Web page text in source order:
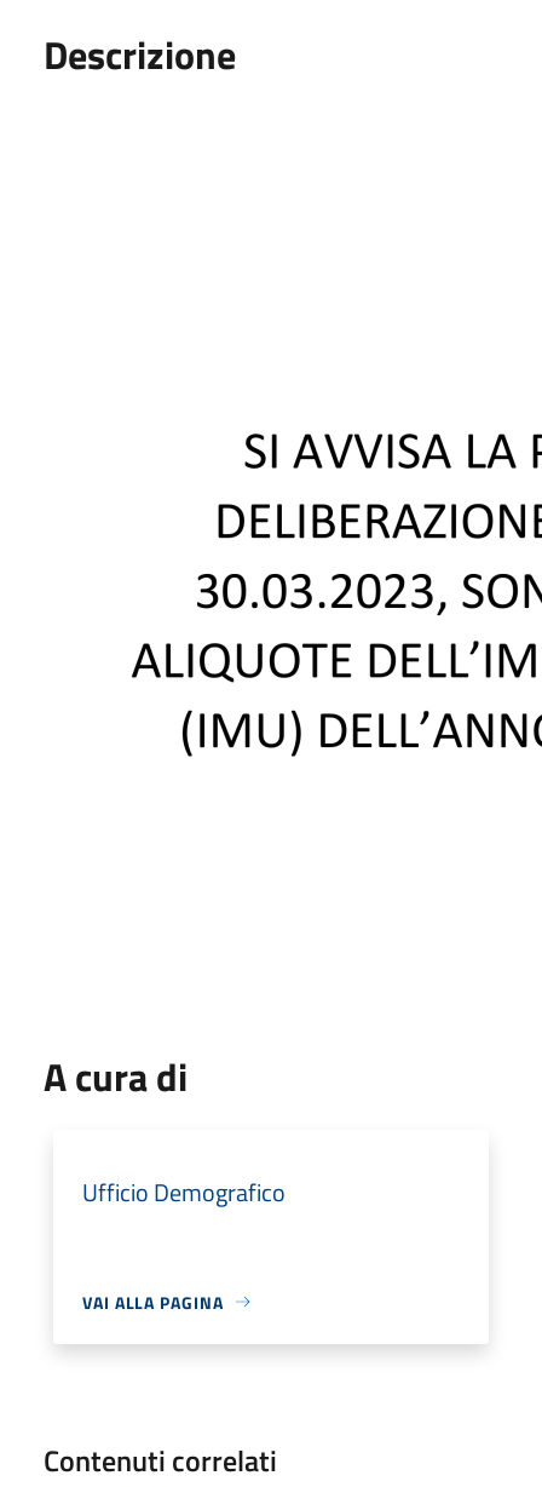
Descrizione
A cura di
Ufficio Demografico
VAI ALLA PAGINA
Contenuti correlati